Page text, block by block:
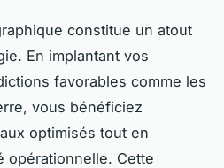
constitue un atout
En implantant vos
favorables comme les
vous bénéficiez
optimisés tout en
opérationnelle. Cette